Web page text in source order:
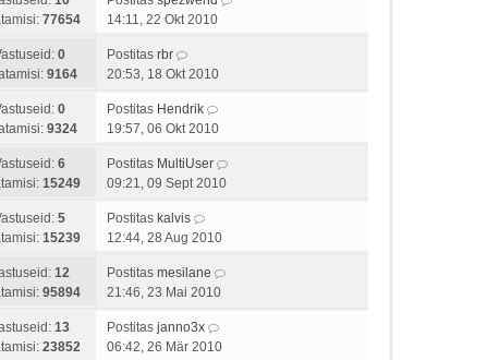
77654
14:11, 22 Okt 2010
0
9164
Postitas rbr
20:53, 18 Okt 2010
0
9324
Postitas Hendrik
19:57, 06 Okt 2010
6
15249
Postitas MultiUser
09:21, 09 Sept 2010
5
15239
Postitas kalvis
12:44, 28 Aug 2010
12
95894
Postitas mesilane
21:46, 23 Mai 2010
13
23852
Postitas janno3x
06:42, 26 Mär 2010